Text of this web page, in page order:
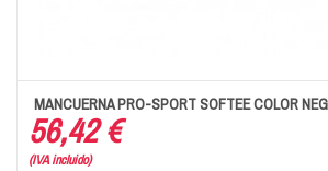
MANCUERNA PRO-SPORT SOFTEE COLOR
56,42 €
(IVA incluido)